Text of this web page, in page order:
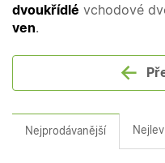
dvoukřídlé vchodové
ven.
Nejprodávanější